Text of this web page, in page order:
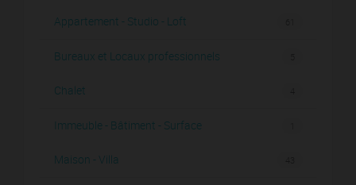
Appartement - Studio - Loft
Bureaux et Locaux professionnels
Chalet
Immeuble - Bâtiment - Surface
Maison - Villa